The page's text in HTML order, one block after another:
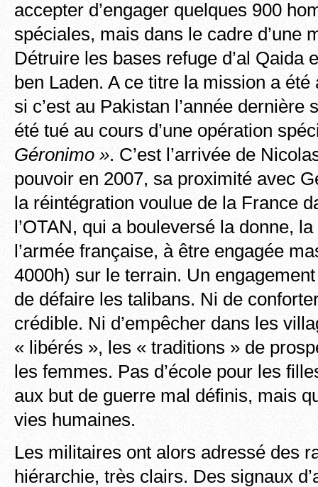
accepter d’engager quelques 900
spéciales, mais dans le cadre d’une
Détruire les bases refuge d’al Qaida
ben Laden. A ce titre la mission a
si c’est au Pakistan l’année dernière
été tué au cours d’une opération
Géronimo ». C’est l’arrivée de
pouvoir en 2007, sa proximité avec
la réintégration voulue de la France
l’OTAN, qui a bouleversé la donne,
l’armée française, à être engagée
4000h) sur le terrain. Un
de défaire les talibans. Ni de
crédible. Ni d’empêcher dans les
« libérés », les « traditions » de
les femmes. Pas d’école pour les
aux but de guerre mal définis, mais
vies humaines.
Les militaires ont alors adressé des
hiérarchie, très clairs. Des signaux